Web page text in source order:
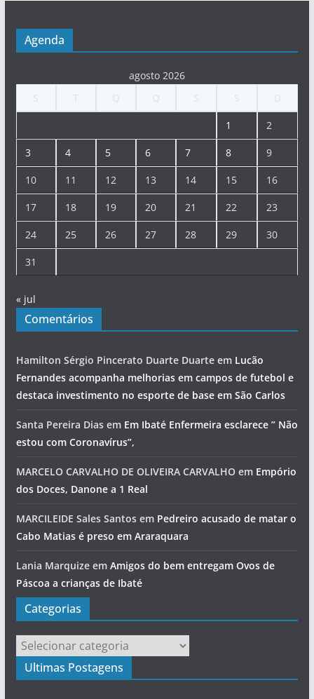
Agenda
agosto 2026
1 2
3 4 5 6 7 8 9
10 11 12 13 14 15 16
17 18 19 20 21 22 23
24 25 26 27 28 29 30
31
« jul
Comentários
Hamilton Sérgio Pincerato Duarte Duarteem Lucão
Fernandes acompanha melhorias em campos de futebol e
destaca investimento no esporte de base em São Carlos
Santa Pereira Diasem Em Ibaté Enfermeira esclarece ” Não
estou com Coronavírus”,
MARCELO CARVALHO DE OLIVEIRA CARVALHOem Empório
dos Doces, Danone a 1 Real
MARCILEIDE Sales Santosem Pedreiro acusado de matar o
Cabo Matias é preso em Araraquara
Lania Marquizeem Amigos do bem entregam Ovos de
Páscoa a crianças de Ibaté
Categorias
Categorias
Ultimas Postagens